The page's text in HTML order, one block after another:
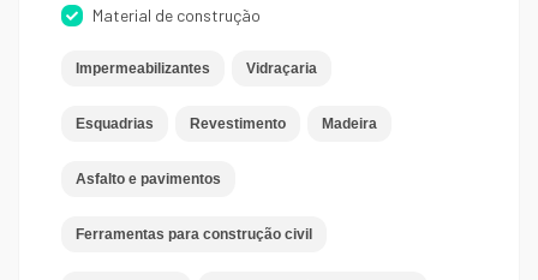
Material de construção
Impermeabilizantes Vidraçaria
Esquadrias Revestimento Madeira
Asfalto e pavimentos
Ferramentas para construção civil